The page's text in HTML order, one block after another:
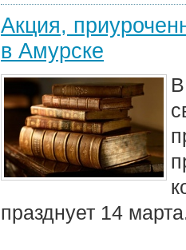
Акция,
в Амурске
празднует 14